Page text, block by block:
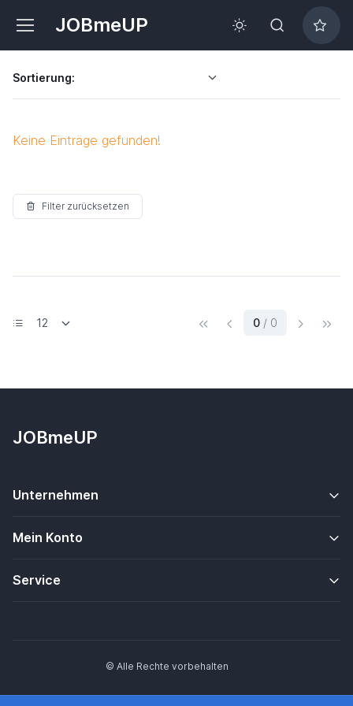
JOBmeUP
Sortierung:
Keine Einträge gefunden!
Filter zurücksetzen
0 / 0 (current)
JOBmeUP
Unternehmen
Mein Konto
Service
© Alle Rechte vorbehalten